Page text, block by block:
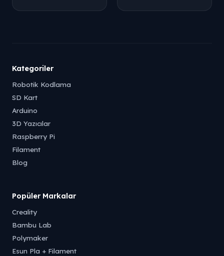
Kategoriler
Robotik Kodlama
SD Kart
Arduino
3D Yazıcılar
Raspberry Pi
Filament
Blog
Popüler Markalar
Creality
Bambu Lab
Polymaker
Esun Pla + Filament